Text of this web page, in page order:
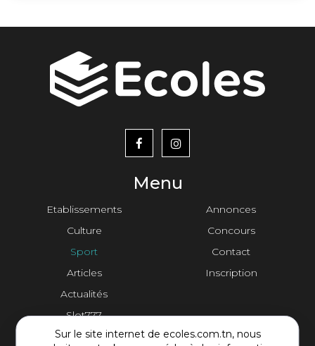
Sur le site internet de ecoles.com.tn, nous
Menu
Etablissements
Culture
Sport
Articles
Actualités
Slot777
menu
footer2
Annonces
Concours
Contact
Inscription